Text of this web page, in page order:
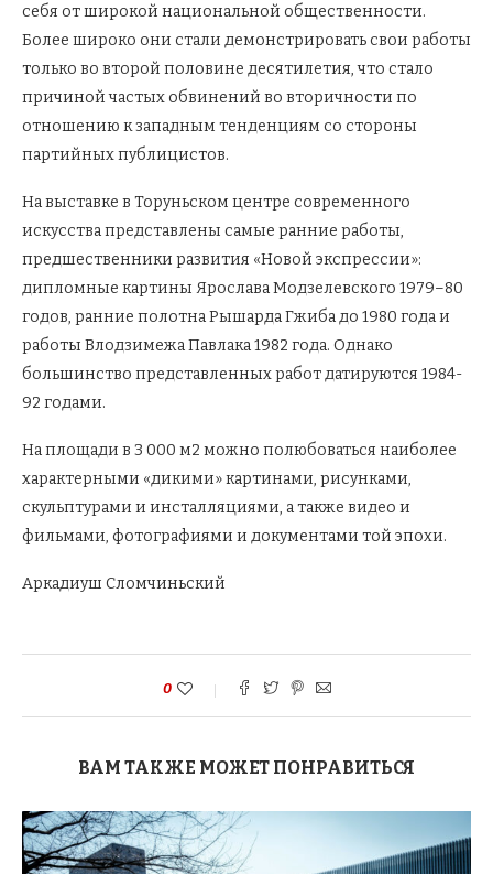
себя от широкой национальной общественности.
Более широко они стали демонстрировать свои работы
только во второй половине десятилетия, что стало
причиной частых обвинений во вторичности по
отношению к западным тенденциям со стороны
партийных публицистов.
На выставке в Торуньском центре современного
искусства представлены самые ранние работы,
предшественники развития «Новой экспрессии»:
дипломные картины Ярослава Модзелевского 1979–80
годов, ранние полотна Рышарда Гжиба до 1980 года и
работы Влодзимежа Павлака 1982 года. Однако
большинство представленных работ датируются 1984-
92 годами.
На площади в 3 000 м2 можно полюбоваться наиболее
характерными «дикими» картинами, рисунками,
скульптурами и инсталляциями, а также видео и
фильмами, фотографиями и документами той эпохи.
Аркадиуш Сломчиньский
0
ВАМ ТАКЖЕ МОЖЕТ ПОНРАВИТЬСЯ